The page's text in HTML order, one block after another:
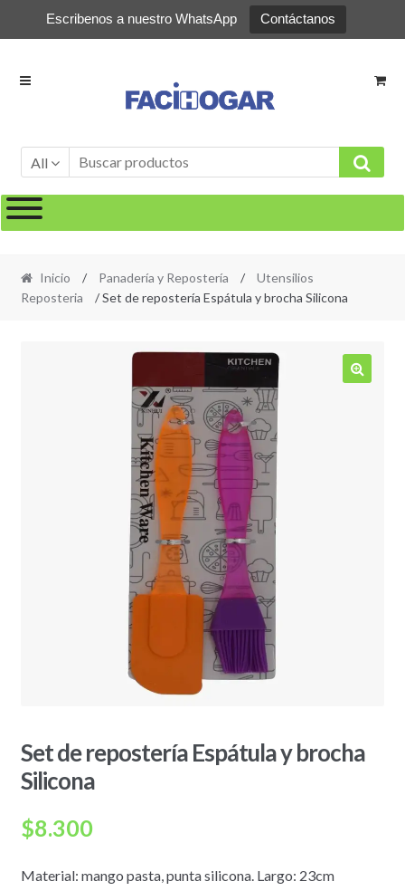
Escribenos a nuestro WhatsApp Contáctanos
Ir
Ir
All
Inicio / Panadería y Repostería /
Utensilios
Reposteria
/ Set de repostería Espátula y brocha Silicona
Set de repostería Espátula y brocha
Silicona
$8.300
Material: mango pasta, punta silicona. Largo: 23cm